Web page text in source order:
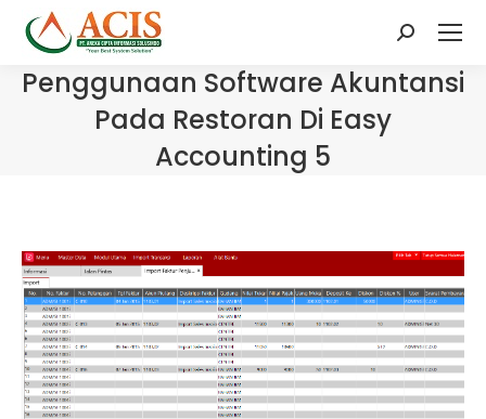
Search:
Penggunaan Software Akuntansi
Pada Restoran Di Easy
Accounting 5